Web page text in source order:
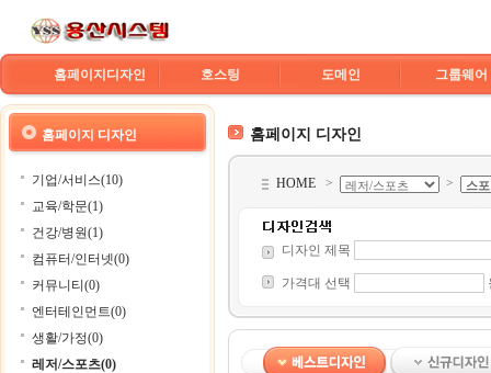
홈페이지디자인 호스팅 도메인 그룹웨어
홈페이지 디자인
기업/서비스(10)
교육/학문(1)
건강/병원(1)
컴퓨터/인터넷(0)
커뮤니티(0)
엔터테인먼트(0)
생활/가정(0)
레저/스포츠(0)
홈페이지 디자인
HOME > >
디자인 제목
가격대 선택